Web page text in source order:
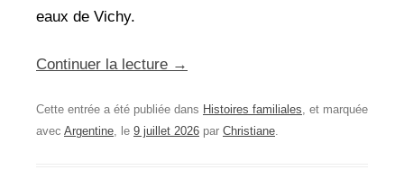
eaux de Vichy.
Continuer la lecture →
Cette entrée a été publiée dans Histoires familiales, et marquée
avec Argentine, le 9 juillet 2026 par Christiane.